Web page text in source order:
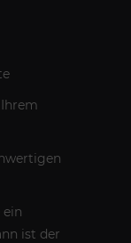
ein
ist der